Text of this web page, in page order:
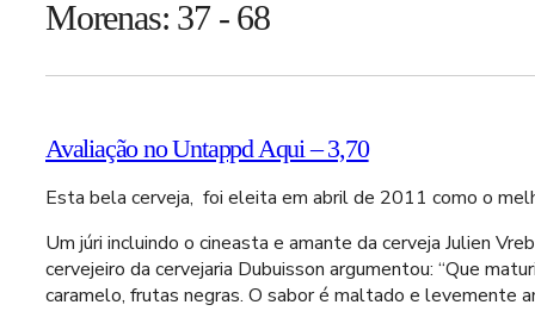
Morenas: 37 - 68
Avaliação no Untappd Aqui – 3,70
Esta bela cerveja, foi eleita em abril de 2011 como o
Um júri incluindo o cineasta e amante da cerveja Julien
cervejeiro da cervejaria Dubuisson argumentou: “Que
caramelo, frutas negras. O sabor é maltado e levemente